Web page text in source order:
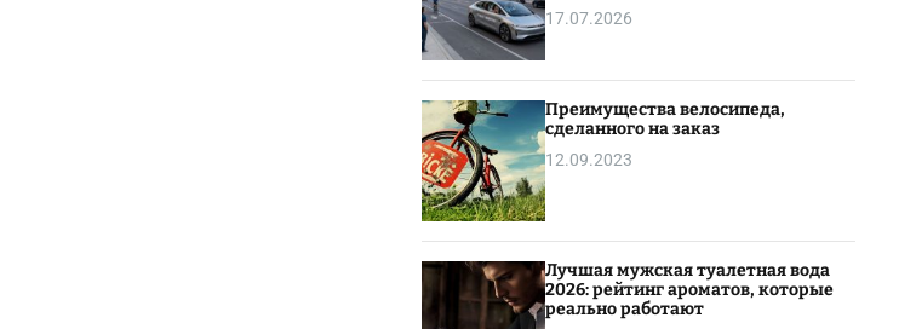
17.07.2026
Преимущества велосипеда,
сделанного на заказ
12.09.2023
Лучшая мужская туалетная вода
2026: рейтинг ароматов, которые
реально работают